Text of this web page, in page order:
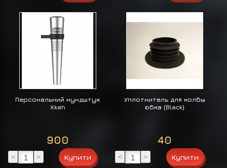
Персональний мундштук
Xkah
900
< >
Уплотнитель для колбы
юбка (Black)
40
< >